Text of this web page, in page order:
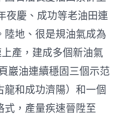
億
噸
_
中
國
網〉
中
夜慶、成功等老油田連
地、很是規油氣成為
產，建成多個新油氣
巖油連續穩固三個示范
和成功濟陽）和一個
式，產量疾速晉陞至